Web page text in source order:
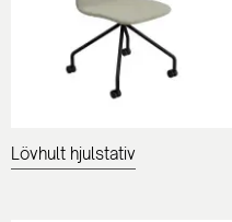
Lövhult hjulstativ